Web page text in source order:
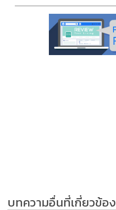
บทความอื่นที่เกี่ยวข้อง